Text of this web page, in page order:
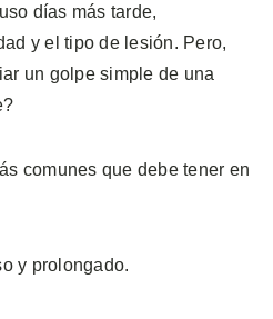
días más tarde,
y el tipo de lesión. Pero,
un golpe simple de una
comunes que debe tener en
y prolongado.